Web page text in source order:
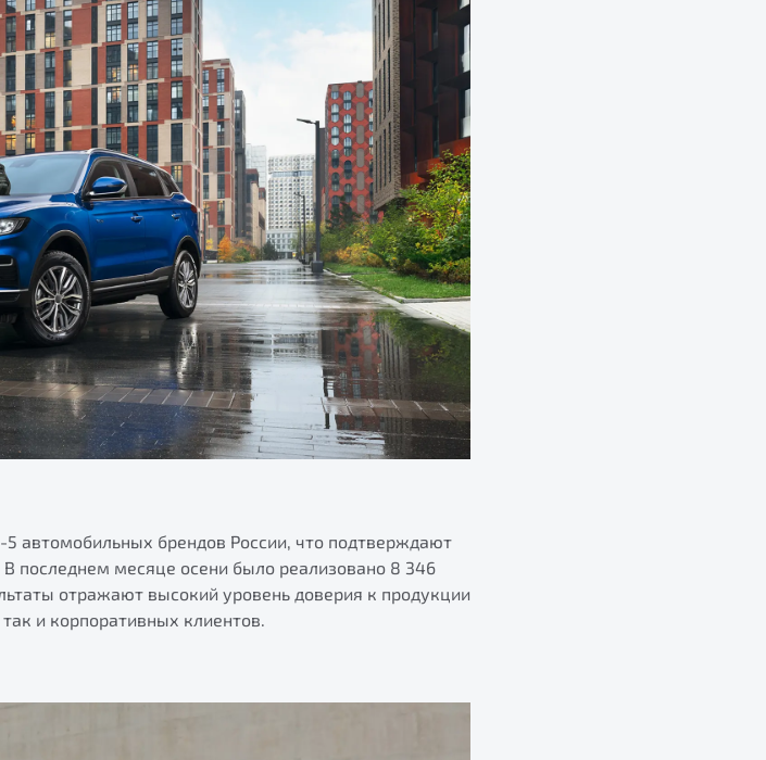
5 автомобильных брендов России, что подтверждают
последнем месяце осени было реализовано 8 346
отражают высокий уровень доверия к продукции
и корпоративных клиентов.